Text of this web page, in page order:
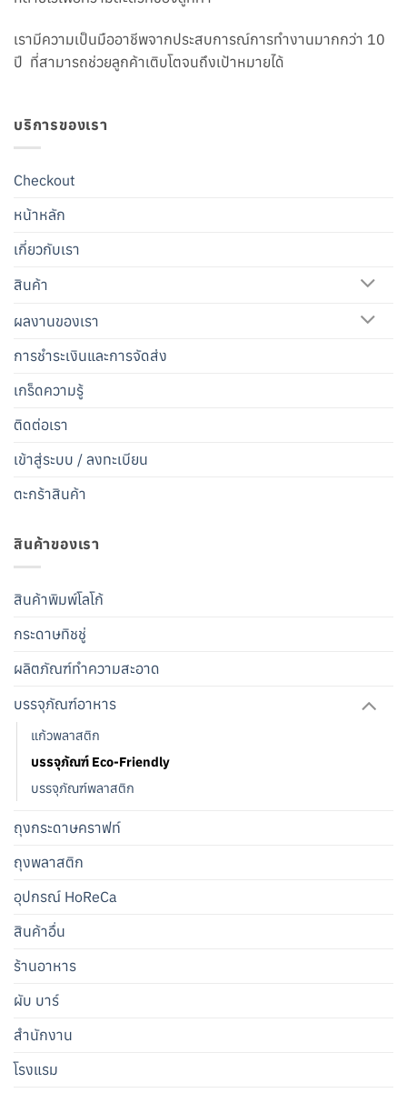
เรามีความเป็นมืออาชีพจากประสบการณ์การทำงานมากกว่า 10
ปี ที่สามารถช่วยลูกค้าเติบโตจนถึงเป้าหมายได้
บริการของเรา
Checkout
หน้าหลัก
เกี่ยวกับเรา
สินค้า
ผลงานของเรา
การชำระเงินและการจัดส่ง
เกร็ดความรู้
ติดต่อเรา
เข้าสู่ระบบ / ลงทะเบียน
ตะกร้าสินค้า
สินค้าของเรา
สินค้าพิมพ์โลโก้
กระดาษทิชชู่
ผลิตภัณฑ์ทำความสะอาด
บรรจุภัณฑ์อาหาร
แก้วพลาสติก
บรรจุภัณฑ์ Eco-Friendly
บรรจุภัณฑ์พลาสติก
ถุงกระดาษคราฟท์
ถุงพลาสติก
อุปกรณ์ HoReCa
สินค้าอื่น
ร้านอาหาร
ผับ บาร์
สำนักงาน
โรงแรม